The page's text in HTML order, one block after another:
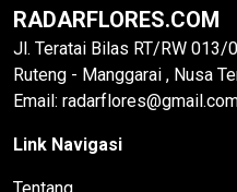
RADARFLORES.COM
Jl. Teratai Bilas RT/RW 013/
Ruteng - Manggarai , Nusa
Email:
Link Navigasi